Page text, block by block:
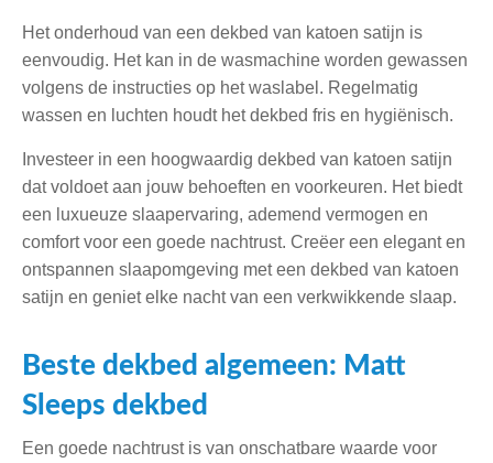
Het onderhoud van een dekbed van katoen satijn is
eenvoudig. Het kan in de wasmachine worden gewassen
volgens de instructies op het waslabel. Regelmatig
wassen en luchten houdt het dekbed fris en hygiënisch.
Investeer in een hoogwaardig dekbed van katoen satijn
dat voldoet aan jouw behoeften en voorkeuren. Het biedt
een luxueuze slaapervaring, ademend vermogen en
comfort voor een goede nachtrust. Creëer een elegant en
ontspannen slaapomgeving met een dekbed van katoen
satijn en geniet elke nacht van een verkwikkende slaap.
Beste dekbed algemeen: Matt
Sleeps dekbed
Een goede nachtrust is van onschatbare waarde voor